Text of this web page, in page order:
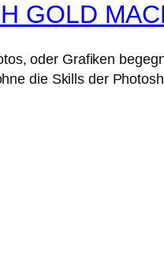
GOLD
oder Grafiken
die Skills der